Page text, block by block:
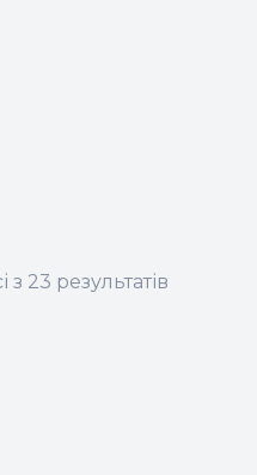
23 результатів